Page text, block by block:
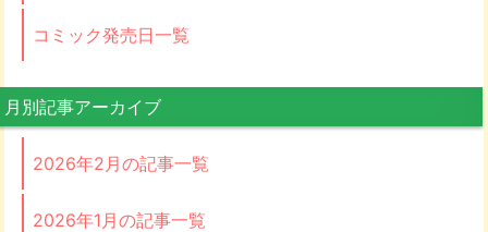
コミック発売日一覧
月別記事アーカイブ
2026年2月の記事一覧
2026年1月の記事一覧